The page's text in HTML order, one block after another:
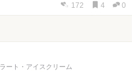
172 4 0
ート・アイスクリーム